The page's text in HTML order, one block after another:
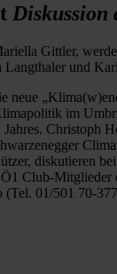
Gittler,
und
im
Club-
(Tel. 01/501 70-